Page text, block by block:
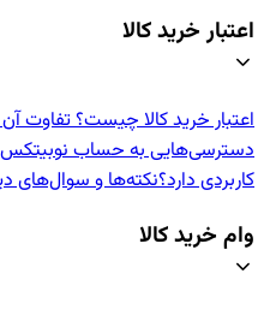
اعتبار خرید کالا
اعتبار خرید کالا چیست؟ تفاوت
دسترسی‌هایی به حساب نوبیتکس
کاربردی دارد؟نکته‌ها و سوال‌های
وام خرید کالا